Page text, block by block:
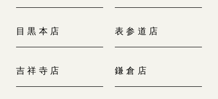
目黒本店 表参道店
吉祥寺店 鎌倉店